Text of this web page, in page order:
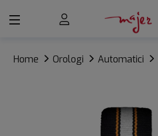
Home Orologi Automatici